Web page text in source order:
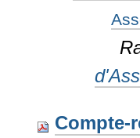
Compte-